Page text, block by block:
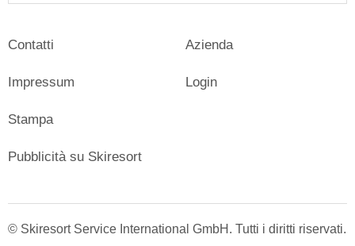
Contatti
Impressum
Stampa
Azienda
Login
Pubblicità su Skiresort
© Skiresort Service International GmbH. Tutti i diritti riservati.